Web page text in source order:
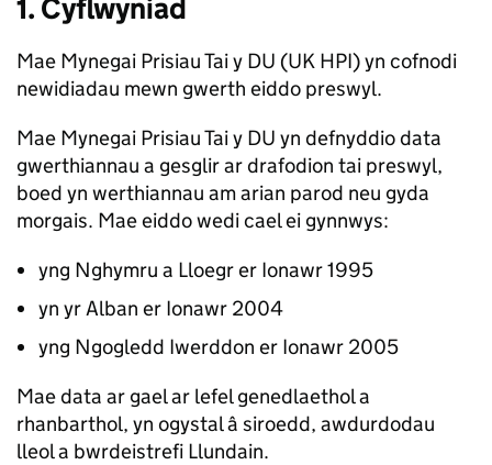
1. Cyflwyniad
Mae Mynegai Prisiau Tai y DU (UK HPI) yn cofnodi
newidiadau mewn gwerth eiddo preswyl.
Mae Mynegai Prisiau Tai y DU yn defnyddio data
gwerthiannau a gesglir ar drafodion tai preswyl,
boed yn werthiannau am arian parod neu gyda
morgais. Mae eiddo wedi cael ei gynnwys:
yng Nghymru a Lloegr er Ionawr 1995
yn yr Alban er Ionawr 2004
yng Ngogledd Iwerddon er Ionawr 2005
Mae data ar gael ar lefel genedlaethol a
rhanbarthol, yn ogystal â siroedd, awdurdodau
lleol a bwrdeistrefi Llundain.